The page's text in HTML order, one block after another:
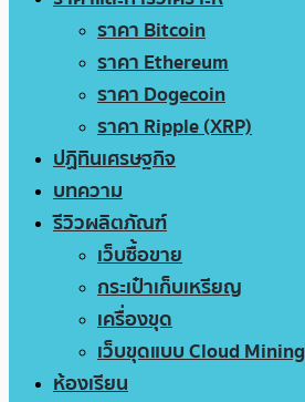
ราคา Bitcoin
ราคา Ethereum
ราคา Dogecoin
ราคา Ripple (XRP)
ปฏิทินเศรษฐกิจ
บทความ
รีวิวผลิตภัณฑ์
เว็บซื้อขาย
กระเป๋าเก็บเหรียญ
เครื่องขุด
เว็บขุดแบบ Cloud Mining
ห้องเรียน